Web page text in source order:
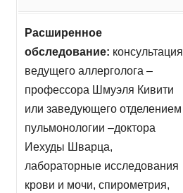
Расширенное
обследование: консультация
ведущего аллерголога –
профессора Шмуэля Кивити
или заведующего отделением
пульмонологии –доктора
Иехуды Шварца,
лабораторные исследования
крови и мочи, спирометрия,